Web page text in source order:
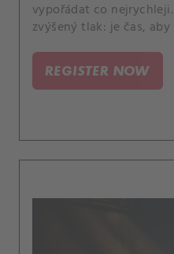
vypořádat co
zvýšený tlak: je čas,
REGISTER NOW